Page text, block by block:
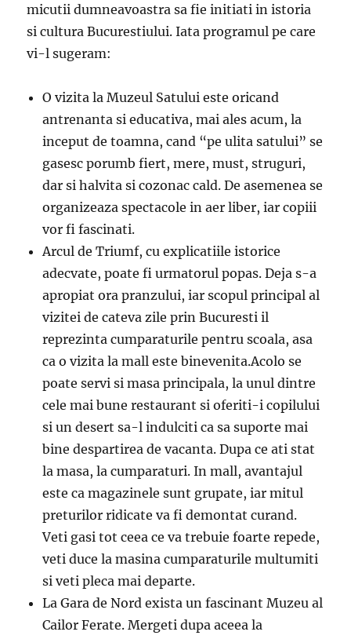
micutii dumneavoastra sa fie initiati in istoria
si cultura Bucurestiului. Iata programul pe care
vi-l sugeram:
O vizita la Muzeul Satului este oricand
antrenanta si educativa, mai ales acum, la
inceput de toamna, cand “pe ulita satului” se
gasesc porumb fiert, mere, must, struguri,
dar si halvita si cozonac cald. De asemenea se
organizeaza spectacole in aer liber, iar copiii
vor fi fascinati.
Arcul de Triumf, cu explicatiile istorice
adecvate, poate fi urmatorul popas. Deja s-a
apropiat ora pranzului, iar scopul principal al
vizitei de cateva zile prin Bucuresti il
reprezinta cumparaturile pentru scoala, asa
ca o vizita la mall este binevenita.Acolo se
poate servi si masa principala, la unul dintre
cele mai bune restaurant si oferiti-i copilului
si un desert sa-l indulciti ca sa suporte mai
bine despartirea de vacanta. Dupa ce ati stat
la masa, la cumparaturi. In mall, avantajul
este ca magazinele sunt grupate, iar mitul
preturilor ridicate va fi demontat curand.
Veti gasi tot ceea ce va trebuie foarte repede,
veti duce la masina cumparaturile multumiti
si veti pleca mai departe.
La Gara de Nord exista un fascinant Muzeu al
Cailor Ferate. Mergeti dupa aceea la